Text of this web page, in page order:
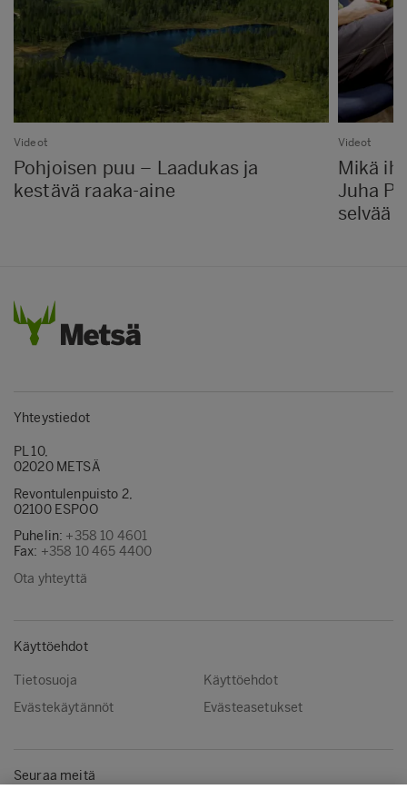
Videot
Pohjoisen puu – Laadukas ja
kestävä raaka-aine
Videot
Mikä
Juha
selvää
Yhteystiedot
PL 10,
02020 METSÄ
Revontulenpuisto 2,
02100 ESPOO
Puhelin: +358 10 4601
Fax: +358 10 465 4400
Ota yhteyttä
Käyttöehdot
Tietosuoja
Käyttöehdot
Evästekäytännöt
Evästeasetukset
Seuraa meitä